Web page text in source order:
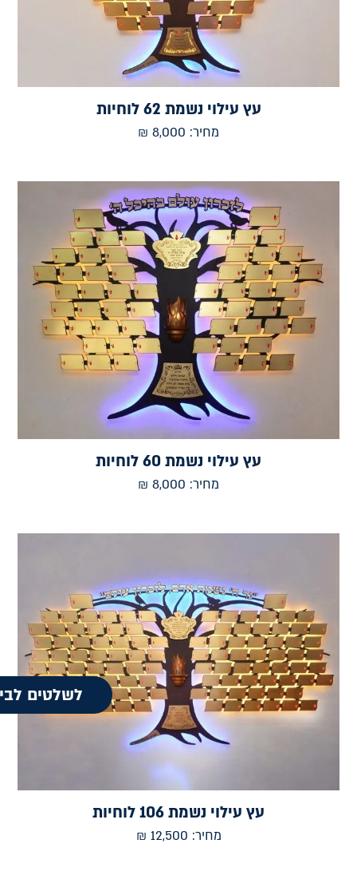
לשלטים
עץ עילוי נשמת 62 לוחיות
מחיר: 8,000
₪
עץ עילוי נשמת 60 לוחיות
מחיר: 8,000
₪
עץ עילוי נשמת 106 לוחיות
מחיר: 12,500
₪